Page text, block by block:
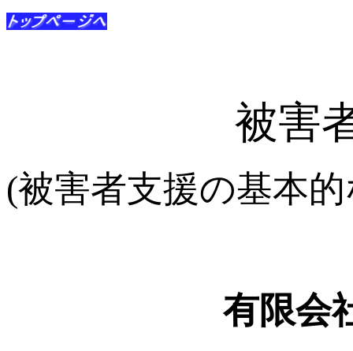
被害
(被害者支援の基本
有限会